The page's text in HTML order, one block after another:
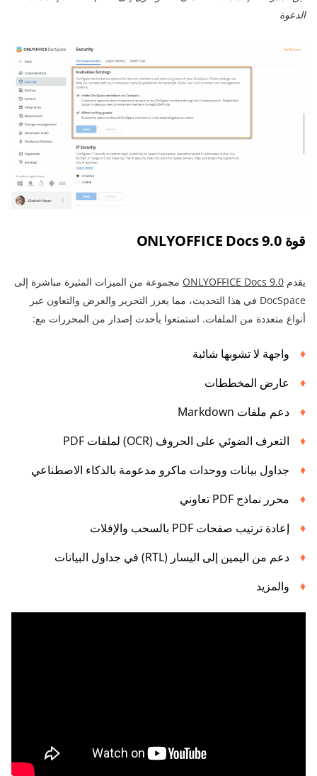
الدعوة
قوة ONLYOFFICE Docs 9.0
يقدم ONLYOFFICE Docs 9.0 مجموعة من الميزات المثيرة مباشرة إلى
DocSpace في هذا التحديث، مما يعزز التحرير والعرض والتعاون عبر
أنواع متعددة من الملفات. استمتعوا بأحدث إصدار من المحررات مع:
واجهة لا تشوبها شائبة
عارض المخططات
دعم ملفات Markdown
التعرف الضوئي على الحروف (OCR) لملفات PDF
جداول بيانات ووحدات ماكرو مدعومة بالذكاء الاصطناعي
محرر نماذج PDF تعاوني
إعادة ترتيب صفحات PDF بالسحب والإفلات
دعم من اليمين إلى اليسار (RTL) في جداول البيانات
والمزيد